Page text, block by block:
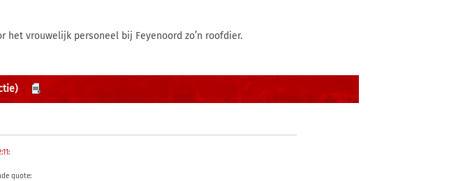
het vrouwelijk personeel bij Feyenoord zo’n roofdier.
:
quote: